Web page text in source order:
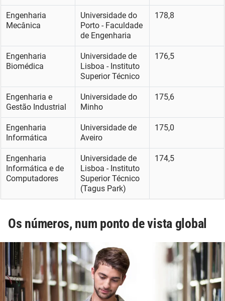
Engenharia
Mecânica
Universidade do
Porto - Faculdade
de Engenharia
178,8
Engenharia
Biomédica
Universidade de
Lisboa - Instituto
Superior Técnico
176,5
Engenharia e
Gestão Industrial
Universidade do
Minho
175,6
Engenharia
Informática
Universidade de
Aveiro
175,0
Engenharia
Informática e de
Computadores
Universidade de
Lisboa - Instituto
Superior Técnico
(Tagus Park)
174,5
Os números, num ponto de vista global